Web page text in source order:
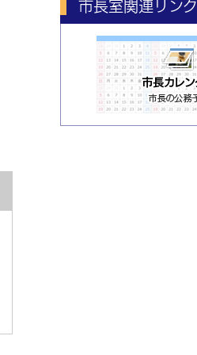
市長室関連リンク